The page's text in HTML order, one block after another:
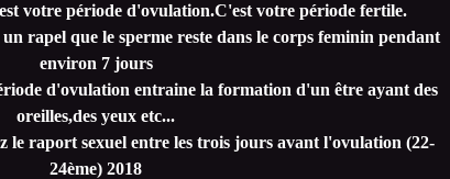
votre période d'ovulation.C'est votre période fertile.
rapel que le sperme reste dans le corps feminin pendant
environ 7 jours
d'ovulation entraine la formation d'un être ayant des
oreilles,des yeux etc...
le raport sexuel entre les trois jours avant l'ovulation (22-
24ème) 2018